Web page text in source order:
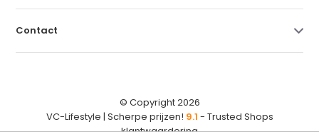
Contact
© Copyright 2026
VC-Lifestyle | Scherpe prijzen! 9.1 - Trusted Shops